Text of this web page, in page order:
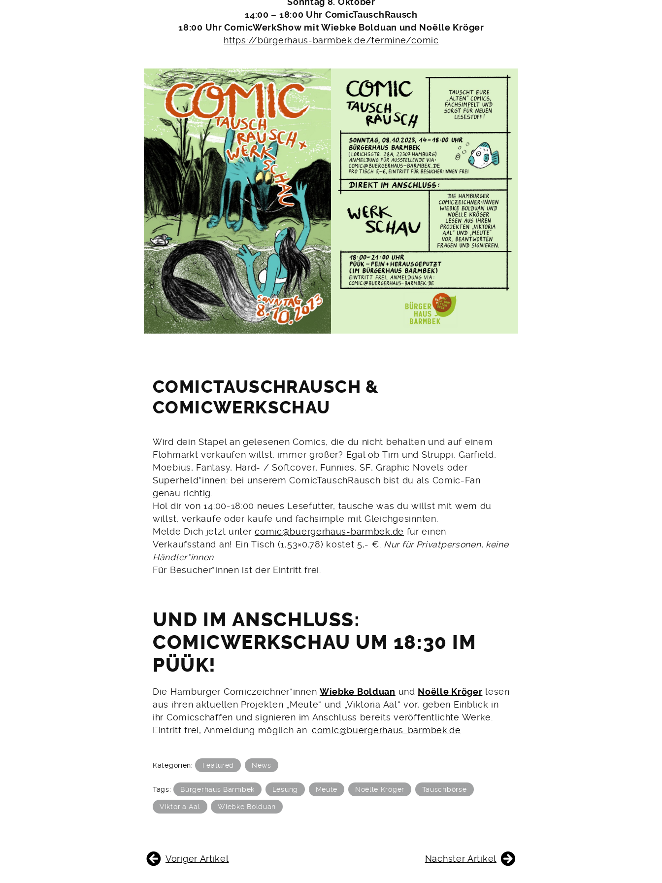
14:00 – 18:00 Uhr ComicTauschRausch
18:00 Uhr ComicWerkShow mit Wiebke Bolduan und Noëlle Kröger
https://bürgerhaus-barmbek.de/termine/comic
COMICTAUSCHRAUSCH &
COMICWERKSCHAU
Wird dein Stapel an gelesenen Comics, die du nicht behalten und auf einem
Flohmarkt verkaufen willst, immer größer? Egal ob Tim und Struppi, Garfield,
Moebius, Fantasy, Hard- / Softcover, Funnies, SF, Graphic Novels oder
Superheld*innen: bei unserem ComicTauschRausch bist du als Comic-Fan
genau richtig.
Hol dir von 14:00-18:00 neues Lesefutter, tausche was du willst mit wem du
willst, verkaufe oder kaufe und fachsimple mit Gleichgesinnten.
Melde Dich jetzt untercomic@buergerhaus-barmbek.de für einen
Verkaufsstand an! Ein Tisch (1,53×0,78) kostet 5,- €. Nur für Privatpersonen, keine
Händler*innen
Für Besucher*innen ist der Eintritt frei.
UND IM ANSCHLUSS:
COMICWERKSCHAU UM 18:30 IM
PÜÜK!
Die Hamburger Comiczeichner*innen Wiebke Bolduan und Noëlle Kröger lesen
aus ihren aktuellen Projekten „Meute“ und „Viktoria Aal“ vor, geben Einblick in
ihr Comicschaffen und signieren im Anschluss bereits veröffentlichte Werke.
Eintritt frei, Anmeldung möglich an:comic@buergerhaus-barmbek.de
Kategorien: Featured News
Tags: Bürgerhaus Barmbek Lesung Meute Noëlle Kröger Tauschbörse
Viktoria Aal Wiebke Bolduan
BEITRAGSNAVIGATION
Voriger Artikel Nächster Artikel